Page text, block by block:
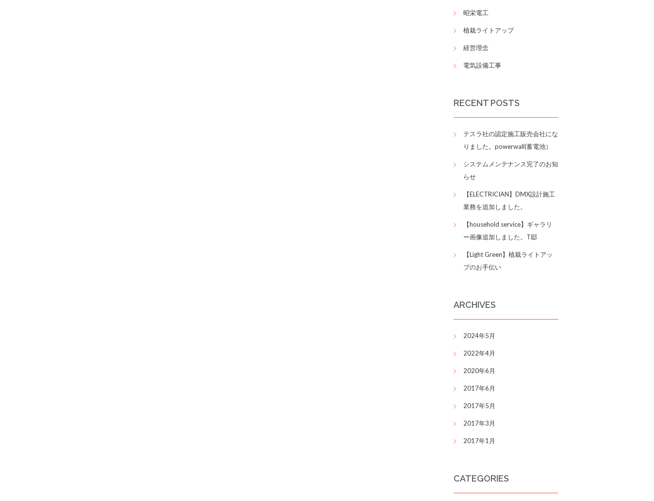
昭栄電工
植栽ライトアップ
経営理念
電気設備工事
RECENT POSTS
テスラ社の認定施工販売会社にな
りました。powerwall(蓄電池）
システムメンテナンス完了のお知
らせ
【ELECTRICIAN】DMX設計施工
業務を追加しました。
【household service】ギャラリ
ー画像追加しました。T邸
【Light Green】植栽ライトアッ
プのお手伝い
ARCHIVES
2024年5月
2022年4月
2020年6月
2017年6月
2017年5月
2017年3月
2017年1月
CATEGORIES